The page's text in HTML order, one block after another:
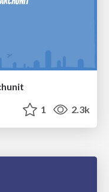
1 2.3k